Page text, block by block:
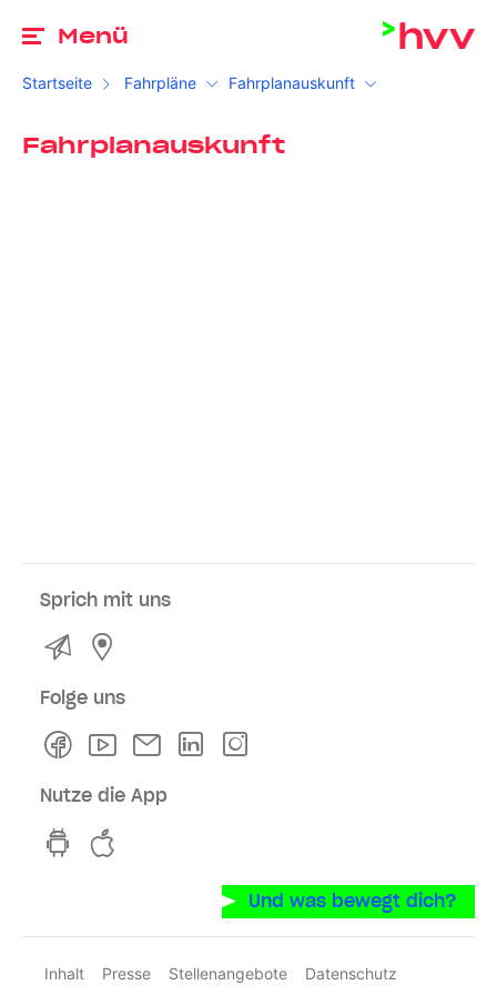
Menü
Startseite Fahrpläne Fahrplanauskunft
Fahrplanauskunft
Sprich mit uns
Kontakt
Folge uns
FacebookYoutubeNewsletterLinkedln
Nutze die App
hvv switch App auf GooglePlay
Und was bewegt dich?
Inhalt Presse Stellenangebote
Datenschutz